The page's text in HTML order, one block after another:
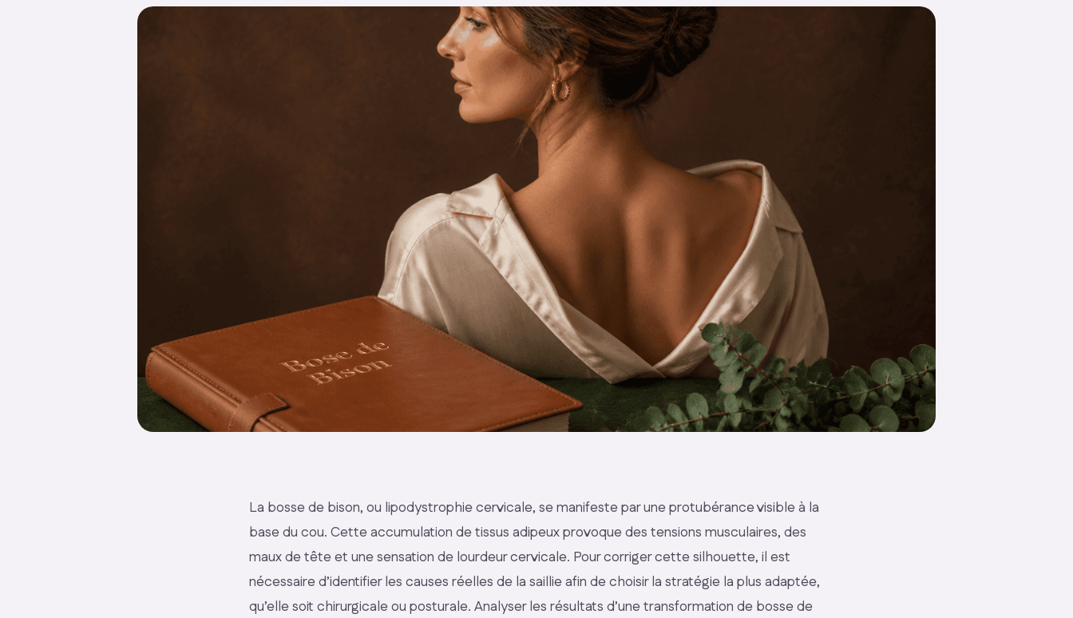
La bosse de bison, ou lipodystrophie cervicale, se manifeste par une protubérance visible à la
base du cou. Cette accumulation de tissus adipeux provoque des tensions musculaires, des
maux de tête et une sensation de lourdeur cervicale. Pour corriger cette silhouette, il est
nécessaire d’identifier les causes réelles de la saillie afin de choisir la stratégie la plus adaptée,
qu’elle soit chirurgicale ou posturale. Analyser les résultats d’une transformation de bosse de